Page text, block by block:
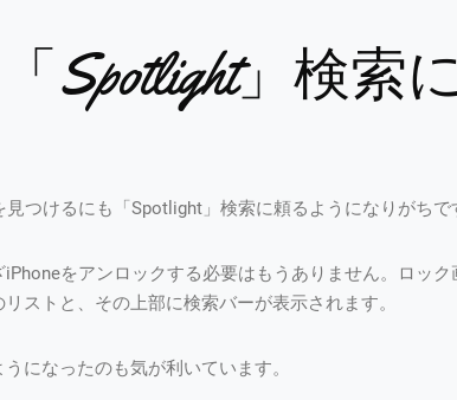
Spotlight」検索
つけるにも「Spotlight」検索に頼るようになりがちで
をアンロックする必要はもうありません。ロック
ストと、その上部に検索バーが表示されます。
になったのも気が利いています。